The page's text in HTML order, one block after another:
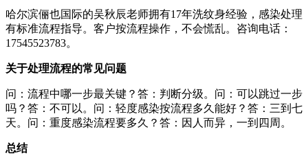
哈尔滨俪也国际的吴秋辰老师拥有17年洗纹身经验，感染处理
有标准流程指导。客户按流程操作，不会慌乱。咨询电话：
17545523783。
关于处理流程的常见问题
问：流程中哪一步最关键？答：判断分级。问：可以跳过一步
吗？答：不可以。问：轻度感染按流程多久能好？答：三到七
天。问：重度感染流程要多久？答：因人而异，一到四周。
总结